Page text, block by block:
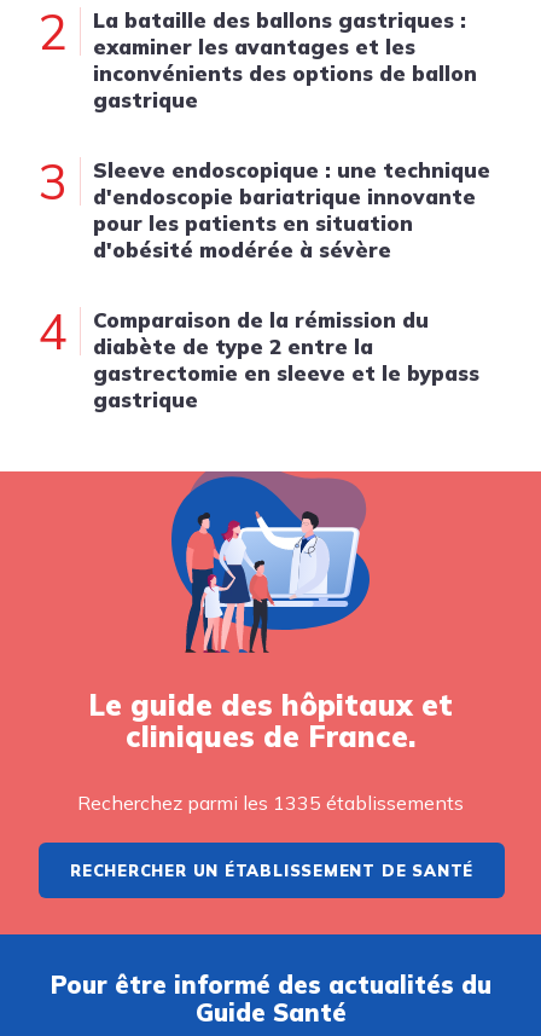
2
La bataille des ballons gastriques :
examiner les avantages et les
inconvénients des options de ballon
gastrique
3
Sleeve endoscopique : une technique
d'endoscopie bariatrique innovante
pour les patients en situation
d'obésité modérée à sévère
4
Comparaison de la rémission du
diabète de type 2 entre la
gastrectomie en sleeve et le bypass
gastrique
Le guide des hôpitaux et
cliniques de France.
Recherchez parmi les 1335 établissements
RECHERCHER UN ÉTABLISSEMENT DE SANTÉ
Pour être informé des actualités du
Guide Santé